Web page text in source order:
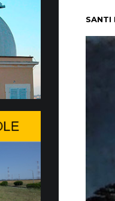
Luglio Papa
si è trasferito, domenica
Vi rimarrà fino a...
il WSIS
SANTI